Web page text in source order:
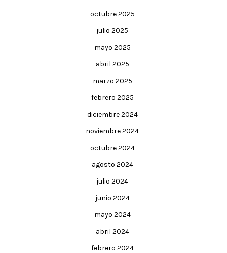
octubre 2025
julio 2025
mayo 2025
abril 2025
marzo 2025
febrero 2025
diciembre 2024
noviembre 2024
octubre 2024
agosto 2024
julio 2024
junio 2024
mayo 2024
abril 2024
febrero 2024